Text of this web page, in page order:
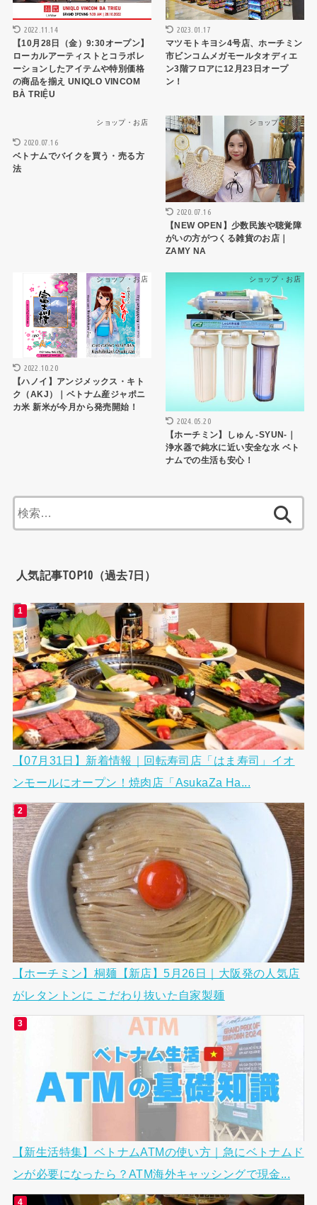
2022.11.14
【10月28日（金）9:30オープン】
ローカルアーティストとコラボレ
ーションしたアイテムや特別価格
の商品を揃え UNIQLO VINCOM
BÀ TRIỆU
2023.01.17
マツモトキヨシ4号店、ホーチミン
市ビンコムメガモールタオディエ
ン3階フロアに12月23日オープ
ン！
ショップ・お店
2020.07.16
ベトナムでバイクを買う・売る方
法
ショップ・お店
2020.07.16
【NEW OPEN】少数民族や聴覚障
がいの方がつくる雑貨のお店｜
ZAMY NA
ショップ・お店
2022.10.20
【ハノイ】アンジメックス・キト
ク（AKJ）｜ベトナム産ジャポニ
カ米 新米が今月から発売開始！
ショップ・お店
2024.05.20
【ホーチミン】しゅん -SYUN-｜
浄水器で純水に近い安全な水 ベト
ナムでの生活も安心！
索:
人気記事TOP10（過去7日）
【07月31日】新着情報｜回転寿司店「はま寿司」イオ
ンモールにオープン！焼肉店「AsukaZa Ha...
【ホーチミン】桐麺【新店】5月26日｜大阪発の人気店
がレタントンに こだわり抜いた自家製麺
【新生活特集】ベトナムATMの使い方｜急にベトナムド
ンが必要になったら？ATM海外キャッシングで現金...